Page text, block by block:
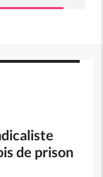
de prison